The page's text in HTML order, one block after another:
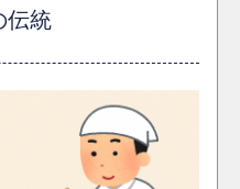
伝統